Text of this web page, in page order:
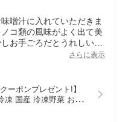
噌汁に入れていただきま
コ類の風味がよく出て美
お手ごろだとうれしいで
さらに表示
ーポンプレゼント!】
凍 国産 冷凍野菜 お手